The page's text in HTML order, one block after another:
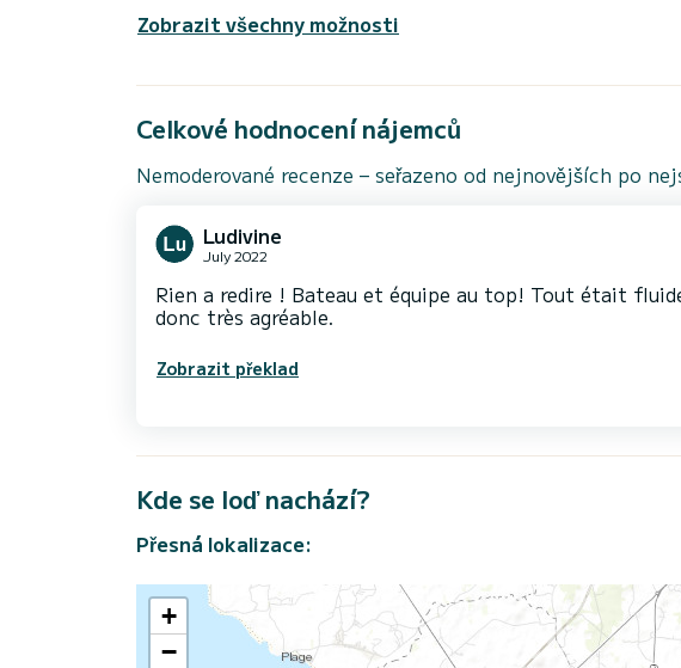
Zobrazit všechny možnosti
Celkové hodnocení nájemců
Nemoderované recenze – seřazeno od nejnovějších po
Ludivine
July 2022
Rien a redire ! Bateau et équipe au top! Tout était
donc très agréable.
Zobrazit překlad
Kde se loď nachází?
Přesná lokalizace:
+
−